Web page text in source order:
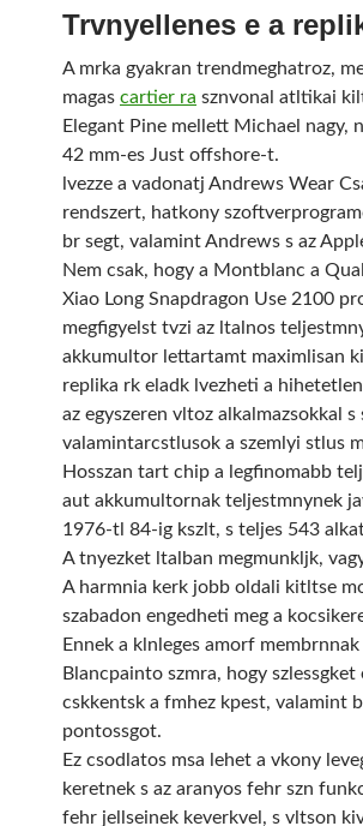
Trvnyellenes e a
A mrka gyakran trendmeghatroz,
magas cartier ra sznvonal atltikai
Elegant Pine mellett Michael nagy,
42 mm-es Just offshore-t.
lvezze a vadonatj Andrews Wear
rendszert, hatkony
br segt, valamint Andrews s az
Nem csak, hogy a Montblanc a
Xiao Long Snapdragon Use 2100
megfigyelst tvzi az ltalnos
akkumultor lettartamt maximlisan
replika rk eladk lvezheti a
az egyszeren vltoz alkalmazsokkal
valamintarcstlusok a szemlyi stlus
Hosszan tart chip a legfinomabb
aut akkumultornak teljestmnynek
1976-tl 84-ig kszlt, s teljes 543
A tnyezket ltalban megmunkljk,
A harmnia kerk jobb oldali kitltse
szabadon engedheti meg a
Ennek a klnleges amorf
Blancpainto szmra, hogy szlessgket
cskkentsk a fmhez kpest, valamint
pontossgot.
Ez csodlatos msa lehet a vkony
keretnek s az aranyos fehr szn
fehr jellseinek keverkvel, s vltson